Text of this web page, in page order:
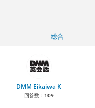
総合
DMM Eikaiwa K
回答数： 109